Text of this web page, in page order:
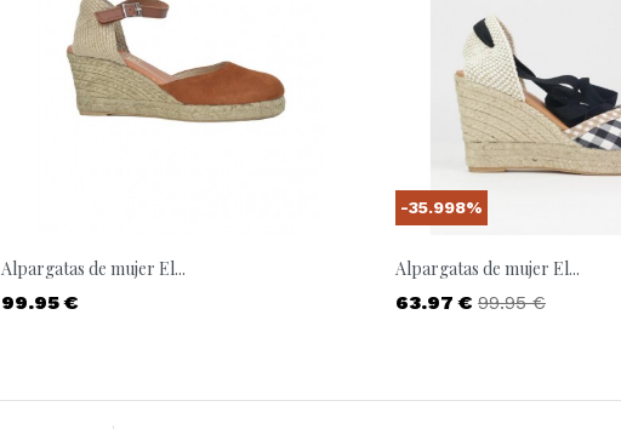
Alpargatas de mujer El...
Precio
99.95 €
Alpargatas de mujer El...
Precio
63.97 € Precio base
99.95 €
-35.998%